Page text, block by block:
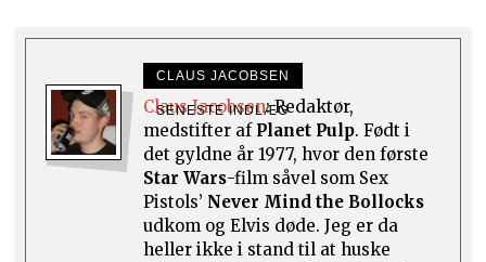
CLAUS JACOBSEN
SENESTE INDLÆG
Claus Jacobsen: Redaktør,
medstifter af Planet Pulp. Født i
det gyldne år 1977, hvor den første
Star Wars-film såvel som Sex
Pistols’ Never Mind the Bollocks
udkom og Elvis døde. Jeg er da
heller ikke i stand til at huske